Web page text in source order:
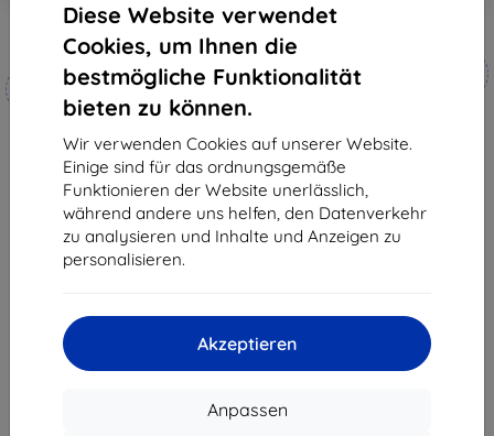
Diese Website verwendet
Cookies, um Ihnen die
bestmögliche Funktionalität
bieten zu können.
Wir verwenden Cookies auf unserer Website.
Einige sind für das ordnungsgemäße
Funktionieren der Website unerlässlich,
während andere uns helfen, den Datenverkehr
zu analysieren und Inhalte und Anzeigen zu
personalisieren.
Akzeptieren
Anpassen
3mk Silverprotection+
Schutzfolie
Maßgeschneidert
hergestellt
17,01 €
Auf Lager > 5 Stk.
3mk Hammer Schutzfolie
hergestellt
17,91 €
Auf Lager 4 Stk.
1